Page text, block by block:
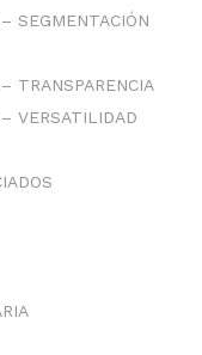
SEGMENTACIÓN
TRANSPARENCIA
VERSATILIDAD